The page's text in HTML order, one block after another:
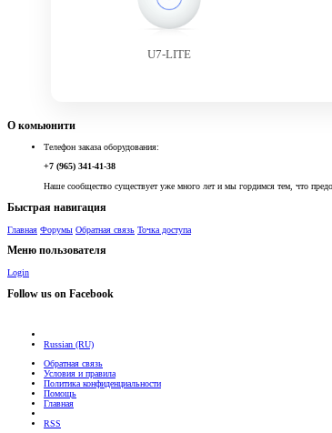
U7-LITE
О комьюнити
Телефон заказа оборудования:
+7 (965) 341-41-38
Наше сообщество существует уже много лет и мы гордимся тем, что
Быстрая навигация
Главная Форумы Обратная связь Точка доступа
Меню пользователя
Login
Follow us on Facebook
Russian (RU)
Обратная связь
Условия и правила
Политика конфиденциальности
Помощь
Главная
RSS